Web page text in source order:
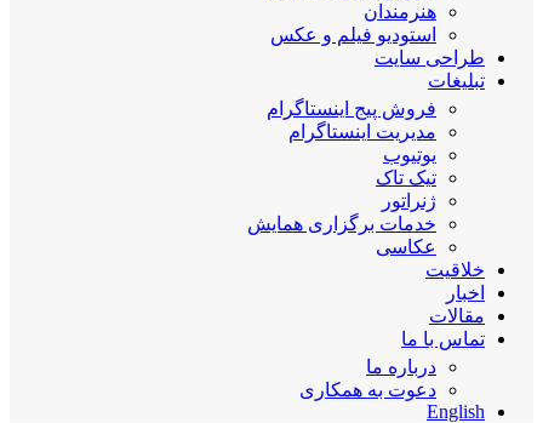
هنرمندان
استودیو فیلم و عکس
طراحی سایت
تبلیغات
فروش پیج اینستاگرام
مدیریت اینستاگرام
یوتیوب
تیک تاک
ژنراتور
خدمات برگزاری همایش
عکاسی
خلاقیت
اخبار
مقالات
تماس با ما
درباره ما
دعوت به همکاری
English